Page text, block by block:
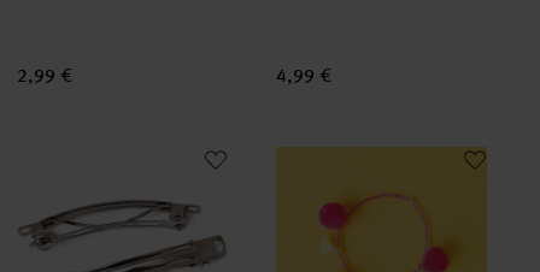
2,99 € 4,99 €
Haarspange silber 50mm 2 StückBastelanleitung